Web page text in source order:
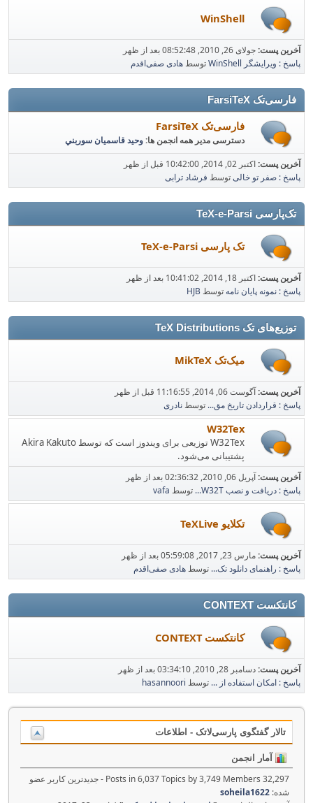
WinShell
آخرین پست:جولای 26, 2010, 08:52:48 بعد از ظهر
پاسخ : ویرایشگر WinShell
توسطهادی صفی‌اقدم
فارسی‌تک FarsiTeX
فارسی‌تک FarsiTeX
دسترسی مدیر همه انجمن ها:وحيد قاسميان سوربني
آخرین پست:اکتبر 02, 2014, 10:42:00 قبل از ظهر
پاسخ : صفر تو خالیتوسط فرشاد ترابی
تک‌پارسی TeX-e-Parsi
تک پارسی TeX-e-Parsi
آخرین پست:اکتبر 18, 2014, 10:41:02 بعد از ظهر
پاسخ : نمونه پایان نامه توسط HJB
توزیع‌های تک TeX Distributions
میک‌تک MikTeX
آخرین پست:آگوست 06, 2014, 11:16:55 قبل از ظهر
پاسخ : قراردادن تاریخ مق... توسطنادری
W32Tex
W32Tex توزیعی برای ویندوز است که توسط Akira Kakuto
پشتیبانی می‌شود.
آخرین پست:آپریل 06, 2010, 02:36:32 بعد از ظهر
پاسخ : دریافت و نصب W32T...
توسط vafa
تکلایو TeXLive
آخرین پست:مارس 23, 2017, 05:59:08 بعد از ظهر
پاسخ : راهنمای دانلود تک... توسطهادی صفی‌اقدم
کانتکست CONTEXT
کانتکست CONTEXT
آخرین پست:دسامبر 28, 2010, 03:34:10 بعد از ظهر
پاسخ : امکان استفاده از ... توسط hasannoori
تالار گفتگوی پارسی‌لاتک - اطلاعات
آمار انجمن
32,297 Posts in 6,037 Topics by 3,749 Members - جدیدترین کاربر عضو
شده: soheila1622